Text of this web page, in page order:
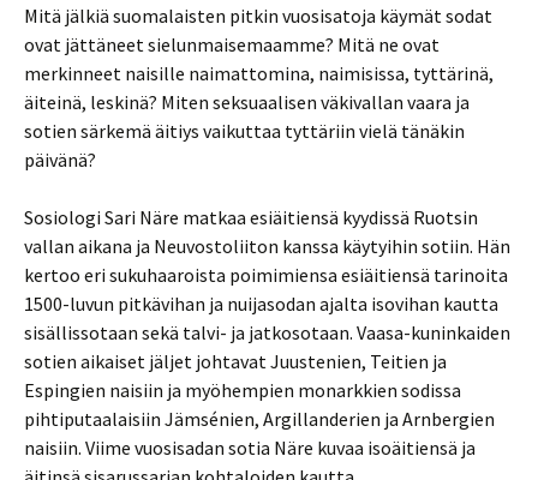
Mitä jälkiä suomalaisten pitkin vuosisatoja käymät sodat
ovat jättäneet sielunmaisemaamme? Mitä ne ovat
merkinneet naisille naimattomina, naimisissa, tyttärinä,
äiteinä, leskinä? Miten seksuaalisen väkivallan vaara ja
sotien särkemä äitiys vaikuttaa tyttäriin vielä tänäkin
päivänä?
Sosiologi Sari Näre matkaa esiäitiensä kyydissä Ruotsin
vallan aikana ja Neuvostoliiton kanssa käytyihin sotiin. Hän
kertoo eri sukuhaaroista poimimiensa esiäitiensä tarinoita
1500-luvun pitkävihan ja nuijasodan ajalta isovihan kautta
sisällissotaan sekä talvi- ja jatkosotaan. Vaasa-kuninkaiden
sotien aikaiset jäljet johtavat Juustenien, Teitien ja
Espingien naisiin ja myöhempien monarkkien sodissa
pihtiputaalaisiin Jämsénien, Argillanderien ja Arnbergien
naisiin. Viime vuosisadan sotia Näre kuvaa isoäitiensä ja